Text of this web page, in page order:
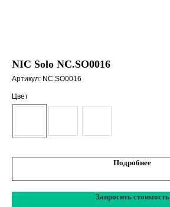
NIC Solo NC.SO0016
Артикул: NC.SO0016
Цвет
Подробнее
Запросить стоимость